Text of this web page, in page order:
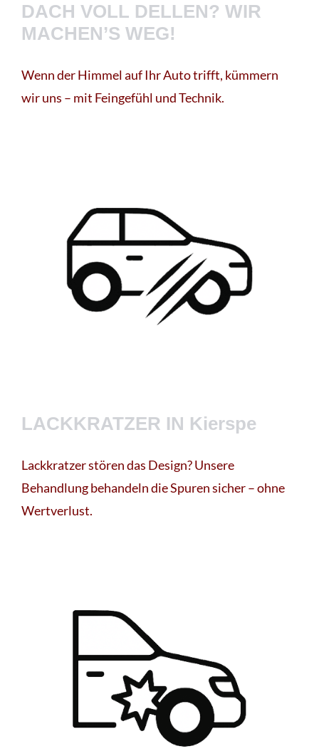
DACH VOLL DELLEN? WIR
MACHEN’S WEG!
Wenn der Himmel auf Ihr Auto trifft, kümmern
wir uns – mit Feingefühl und Technik.
LACKKRATZER IN Kierspe
Lackkratzer stören das Design? Unsere
Behandlung behandeln die Spuren sicher – ohne
Wertverlust.